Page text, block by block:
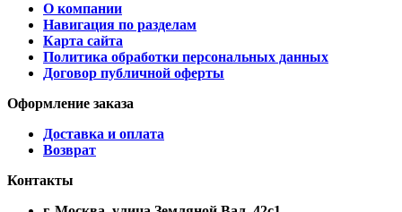
О компании
Навигация по разделам
Карта сайта
Политика обработки персональных данных
Договор публичной оферты
Оформление заказа
Доставка и оплата
Возврат
Контакты